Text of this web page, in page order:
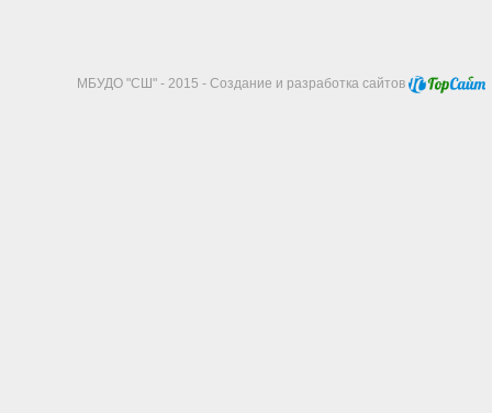
МБУДО "СШ" - 2015 - Создание и разработка сайтов